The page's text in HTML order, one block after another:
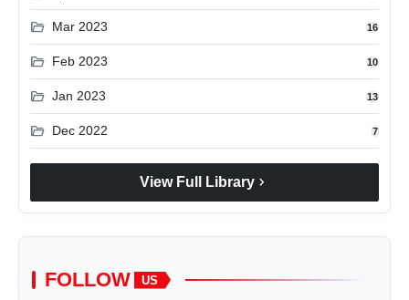
folder_open Mar 2023 16
folder_open Feb 2023 10
folder_open Jan 2023 13
folder_open Dec 2022 7
View Full Library chevron_right
FOLLOW US